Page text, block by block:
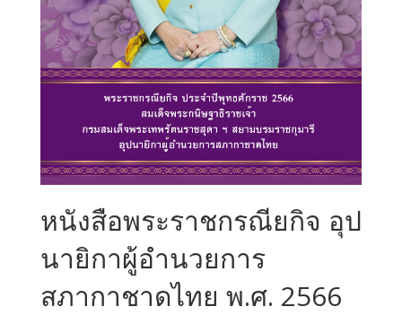
หนังสือพระราชกรณียกิจ อุป
นายิกาผู้อำนวยการ
สภากาชาดไทย พ.ศ. 2566